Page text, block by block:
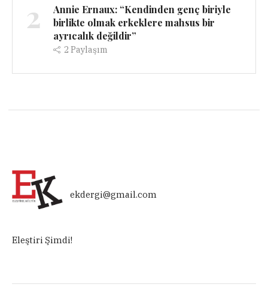
2
Annie Ernaux: “Kendinden genç biriyle
birlikte olmak erkeklere mahsus bir
ayrıcalık değildir”
2 Paylaşım
ekdergi@gmail.com
Eleştiri Şimdi!